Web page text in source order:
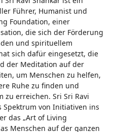
Führer, Humanist und
Foundation, einer
die sich der Förderung
und spirituellem
sich dafür eingesetzt, die
der Meditation auf der
um Menschen zu helfen,
Ruhe zu finden und
zu erreichen. Sri Sri Ravi
Spektrum von Initiativen ins
das „Art of Living
Menschen auf der ganzen